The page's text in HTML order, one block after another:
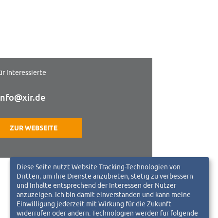
Interessierte
ZUR WEBSEITE
Diese Seite nutzt Website Tracking-Technologien von
Dritten, um ihre Dienste anzubieten, stetig zu verbessern
und Inhalte entsprechend der Interessen der Nutzer
anzuzeigen. Ich bin damit einverstanden und kann meine
Einwilligung jederzeit mit Wirkung für die Zukunft
widerrufen oder ändern. Technologien werden für folgende